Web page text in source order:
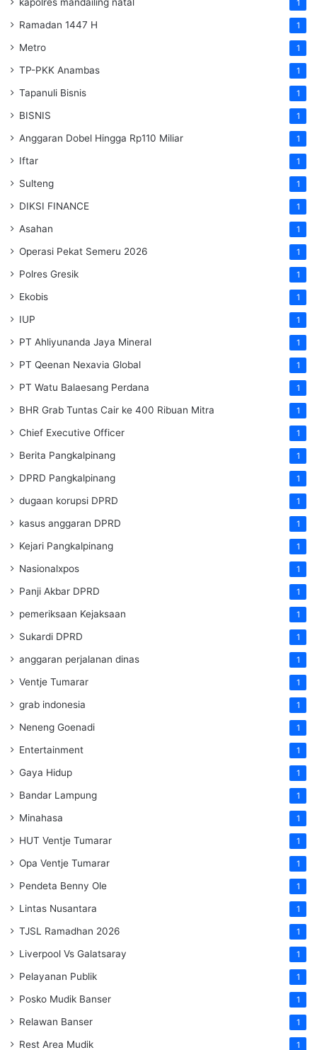
1
Ramadan 1447 H 1
Metro 1
TP-PKK Anambas 1
Tapanuli Bisnis 1
BISNIS 1
Anggaran Dobel Hingga Rp110 Miliar 1
Iftar 1
Sulteng 1
DIKSI FINANCE 1
Asahan 1
Operasi Pekat Semeru 2026 1
Polres Gresik 1
Ekobis 1
IUP 1
PT Ahliyunanda Jaya Mineral 1
PT Qeenan Nexavia Global 1
PT Watu Balaesang Perdana 1
BHR Grab Tuntas Cair ke 400 Ribuan Mitra 1
Chief Executive Officer 1
Berita Pangkalpinang 1
DPRD Pangkalpinang 1
dugaan korupsi DPRD 1
kasus anggaran DPRD 1
Kejari Pangkalpinang 1
Nasionalxpos 1
Panji Akbar DPRD 1
pemeriksaan Kejaksaan 1
Sukardi DPRD 1
anggaran perjalanan dinas 1
Ventje Tumarar 1
grab indonesia 1
Neneng Goenadi 1
Entertainment 1
Gaya Hidup 1
Bandar Lampung 1
Minahasa 1
HUT Ventje Tumarar 1
Opa Ventje Tumarar 1
Pendeta Benny Ole 1
Lintas Nusantara 1
TJSL Ramadhan 2026 1
Liverpool Vs Galatsaray 1
Pelayanan Publik 1
Posko Mudik Banser 1
Relawan Banser 1
Rest Area Mudik 1